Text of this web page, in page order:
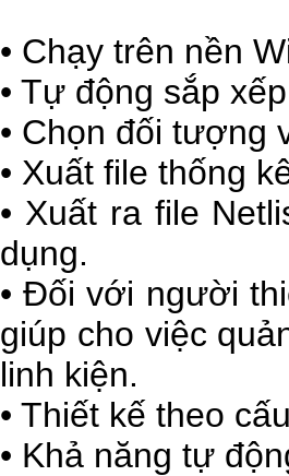
• Chạy trên nền
• Tự động sắp
• Chọn đối tượng
• Xuất file thống
• Xuất ra file
dụng.
• Đối với người
giúp cho việc
linh kiện.
• Thiết kế theo
• Khả năng tự